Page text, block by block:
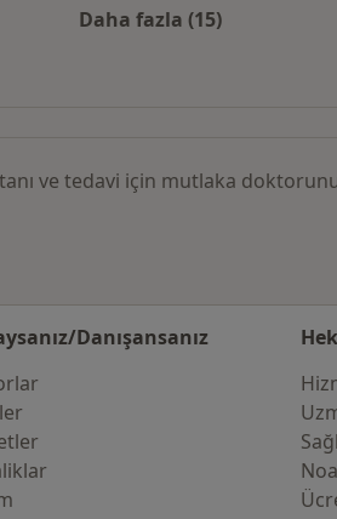
Daha fazla (15)
Kategoride daha
ve tedavi için mutlaka
Danışansanız